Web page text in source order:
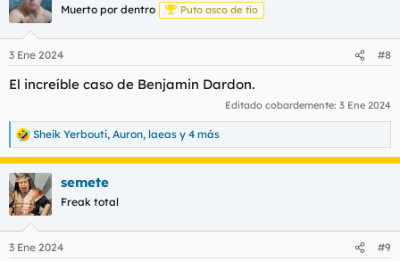
Muerto por dentro Puto asco de tío
3 Ene 2024 #8
El increíble caso de Benjamin Dardon.
Editado cobardemente: 3 Ene 2024
R
e
a
c
c
i
e
Sheik Yerbouti, Auron, laeas y 4 más
semete
Freak total
3 Ene 2024 #9